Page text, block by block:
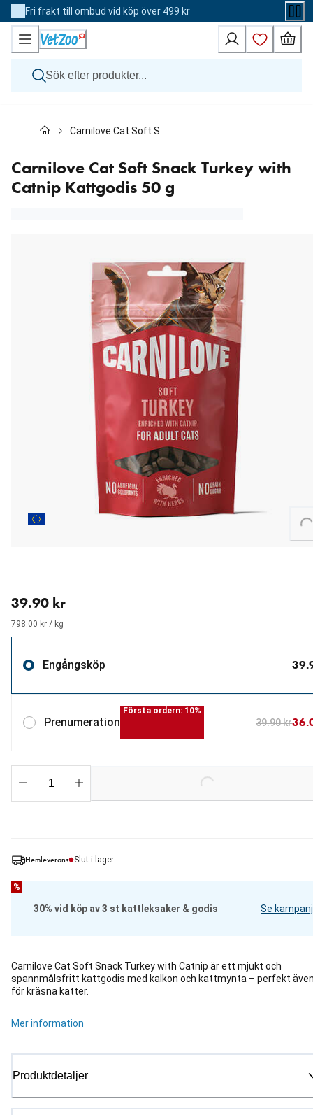
Skip
to
Content
Fri frakt till ombud vid köp över 499 kr
Katt
Veterinärfoder
Varumärken
Nyheter
Carnilove Cat Soft Snack Turkey with Catnip
Carnilove Cat Soft Snack Turkey with
Catnip Kattgodis 50 g
Loading...
Hemleverans Slut i lager
%
30% vid köp av 3 st kattleksaker & godis Se kampanj
Carnilove Cat Soft Snack Turkey with Catnip är ett mjukt och
spannmålsfritt kattgodis med kalkon och kattmynta – perfekt
för kräsna katter.
Mer information
Produktdetaljer
39.90 kr
798.00 kr / kg
Engångsköp
Prenumeration
Första ordern: 10%
39.90 kr
Loading...